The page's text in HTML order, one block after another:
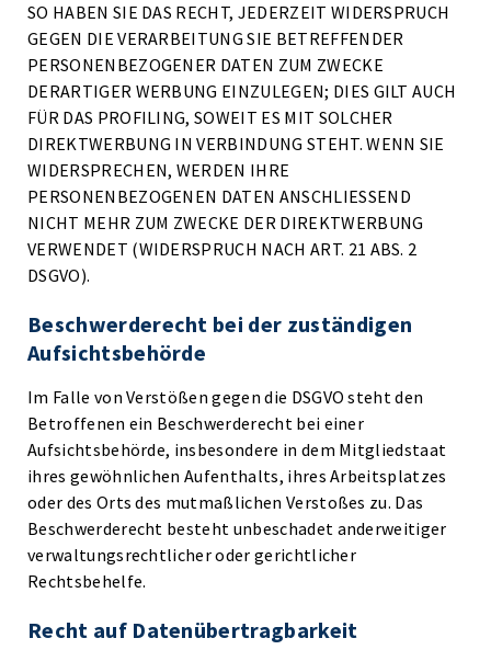
SO HABEN SIE DAS RECHT, JEDERZEIT WIDERSPRUCH
GEGEN DIE VERARBEITUNG SIE BETREFFENDER
PERSONENBEZOGENER DATEN ZUM ZWECKE
DERARTIGER WERBUNG EINZULEGEN; DIES GILT AUCH
FÜR DAS PROFILING, SOWEIT ES MIT SOLCHER
DIREKTWERBUNG IN VERBINDUNG STEHT. WENN SIE
WIDERSPRECHEN, WERDEN IHRE
PERSONENBEZOGENEN DATEN ANSCHLIESSEND
NICHT MEHR ZUM ZWECKE DER DIREKTWERBUNG
VERWENDET (WIDERSPRUCH NACH ART. 21 ABS. 2
DSGVO).
Beschwerde­recht bei der zuständigen
Aufsichts­behörde
Im Falle von Verstößen gegen die DSGVO steht den
Betroffenen ein Beschwerderecht bei einer
Aufsichtsbehörde, insbesondere in dem Mitgliedstaat
ihres gewöhnlichen Aufenthalts, ihres Arbeitsplatzes
oder des Orts des mutmaßlichen Verstoßes zu. Das
Beschwerderecht besteht unbeschadet anderweitiger
verwaltungsrechtlicher oder gerichtlicher
Rechtsbehelfe.
Recht auf Daten­übertrag­barkeit